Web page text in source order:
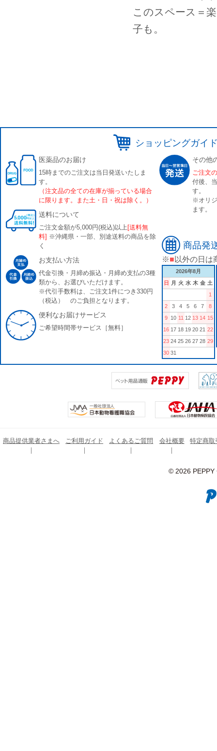
このスペース＝
子も。
ショッピングガイ
医薬品のお届け
15時までのご注文は当日発送いたしま
す。
（注文品の全ての在庫が揃っている場合
に限ります。また土・日・祝は除く。）
送料について
ご注文金額が5,000円(税込)以上 [送料無
料] ※沖縄県・一部、別途送料の商品を除
く
お支払い方法
代金引換・月締め振込・月締め支払の3種
類から、お選びいただけます。
※代引手数料は、ご注文1件につき330円
（税込） のご負担となります。
便利なお届けサービス
ご希望時間帯サービス［無料］
その他
ご注文
付後、
す。
※オリ
ます。
商品発
※■ 以外の日は
2026年8月
日
月 火 水 木 金 土
1
2
3 4 5 6 7
8
9 10 11 12 13 14 15
16 17 18 19 20 21 22
23 24 25 26 27 28 29
30 31
商品提供業者さまへ ご利用ガイド よくあるご質問 会社概要 特定商取
© 2026 PEPPY